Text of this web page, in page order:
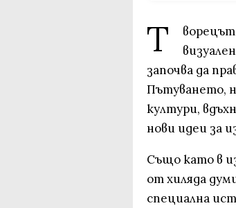
Т
ворецът
започва да
Пътуването,
култури,
нови идеи за
Също като в
от хиляда
специална